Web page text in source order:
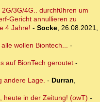
3G/4G.. durchführen um
Gericht annullieren zu
4 Jahre! - Socke, 26.08.2021,
wollen Biontech... -
auf BionTech geroutet-
andere Lage. - Durran,
heute in der Zeitung! (owT) -